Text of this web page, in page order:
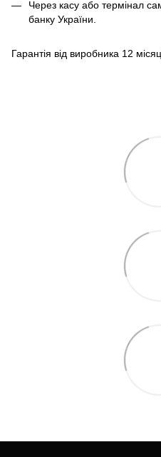
Через касу або термінал
банку України.
Гарантія від виробника 12